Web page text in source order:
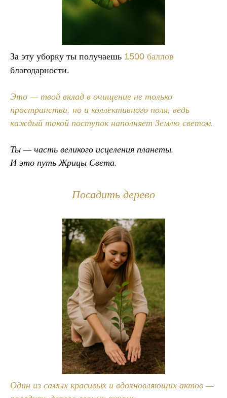
За эту уборку ты получаешь 1500 баллов
благодарности.
Это — твой вклад в очищение не только
пространства, но и коллективного поля, ведь
каждый такой поступок наполняет Землю светом.
Ты — часть великого исцеления планеты.
И это путь Жрицы Света.
Посадить дерево
Один из самых красивых и вдохновляющих актов —